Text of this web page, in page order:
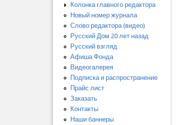
Колонка главного редактора
Новый номер журнала
Слово редактора (видео)
Русский Дом 20 лет назад
Русский взгляд
Афиша Фонда
Видеогалерея
Подписка и распространение
Прайс лист
Заказать
Контакты
Наши баннеры